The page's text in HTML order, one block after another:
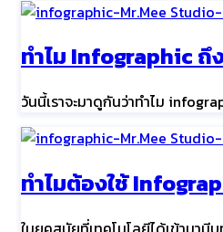
ทำไม Infographic ถึ
วันนี้เราจะมาดูกันว่าทำไม
ทำไมต้องใช้